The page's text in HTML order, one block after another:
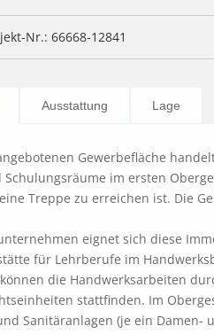
Nr.: 66668-12841
Ausstattung Lage
Gewerbefläche
Schulungsräume im ersten
Treppe zu erreichen ist. Die
eignet sich diese
für Lehrberufe im
die Handwerksarbeiten
stattfinden. Im
Sanitäranlagen (je ein Damen-